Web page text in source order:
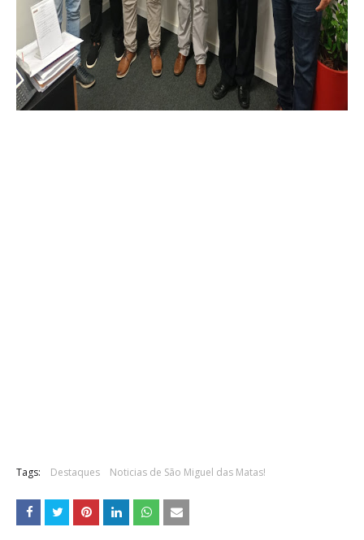
Tags: Destaques Noticias de São Miguel das Matas!